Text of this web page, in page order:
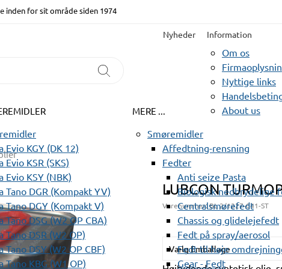
inden for sit område siden 1974
Nyheder Information
Om os
Nyttige links
About us
Evio KGY (DK 12)
Evio KSR (SKS)
Evio KSY (NBK)
Tano DGR (Kompakt YV)
Tano DGY (Kompakt V)
Tano DSG (W2 OP CBA)
Tano DSR (W2 OP)
Tano DSY (W2 OP CBF)
Tano KBG (W1 OP)
MERE ...
Smøremidler
Affedtning-rensning
Fedter
Anti seize Pasta
Biologisk nedbrydelige
Centralsmørefedt
Chassis og glidelejefedt
Fedt på spray/aerosol
Fedt til høje
Gear - Fedt
LUBCON
Varenummer:BL 2/1227-041-ST
Vælg Emballage